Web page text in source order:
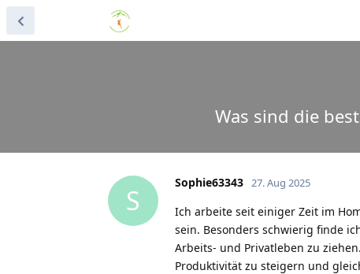
Was sind die
S
Sophie63343 27. Aug 2025
Ich arbeite seit einiger Zeit im
sein. Besonders schwierig finde
Arbeits- und Privatleben zu
Produktivität zu steigern und